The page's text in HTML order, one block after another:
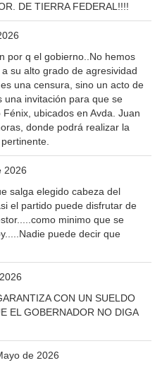
DE TIERRA FEDERAL!!!!
por q el gobierno..No hemos
su alto grado de agresividad
una censura, sino un acto de
una invitación para que se
ubicados en Avda. Juan
donde podrá realizar la
2026
salga elegido cabeza del
el partido puede disfrutar de
minimo que se
puede decir que
CON UN SUELDO
EL GOBERNADOR NO DIGA
de 2026